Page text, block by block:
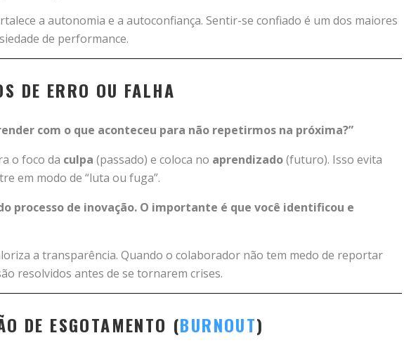
a autonomia e a autoconfiança. Sentir-se confiado é um dos maiores
de performance.
DE ERRO OU FALHA
com o que aconteceu para não repetirmos na próxima?”
o foco da culpa (passado) e coloca no aprendizado(futuro). Isso evita
em modo de “luta ou fuga”.
processo de inovação. O importante é que você identificou e
a transparência. Quando o colaborador não tem medo de reportar
resolvidos antes de se tornarem crises.
DE ESGOTAMENTO (BURNOUT)